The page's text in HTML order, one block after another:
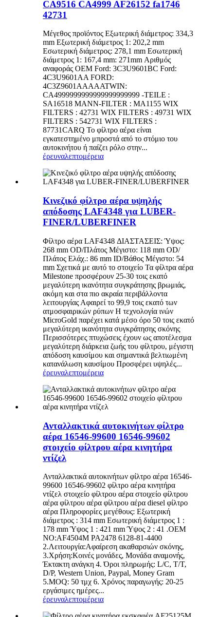
CA9516 CA4999 AF26152 fa1746
42731
Μέγεθος προϊόντος Εξωτερική διάμετρος: 334,3
mm Εξωτερική διάμετρος 1: 202,2 mm
Εσωτερική διάμετρος: 278,1 mm Εσωτερική
διάμετρος 1: 167,4 mm: 271mm Αριθμός
αναφοράς OEM Ford: 3C3U9601BC Ford:
4C3U9601AA FORD:
4C3Z9601AAAAATWIN:
CA4999999999999999999999 -TEILE :
SA16518 MANN-FILTER : MA1155 WIX
FILTERS : 42731 WIX FILTERS : 49731 WIX
FILTERS : 542731 WIX FILTERS :
87731CARQ Το φίλτρο αέρα είναι
εγκατεστημένο μπροστά από το στόμιο του
αυτοκινήτου ή παίζει ρόλο στην...
έρευναλεπτομέρεια
Κινεζικό φίλτρο αέρα υψηλής
απόδοσης LAF4348 για LUBER-
FINER/LUBERFINER
Φίλτρο αέρα LAF4348 ΔΙΑΣΤΑΣΕΙΣ: Ύψος:
268 mm OD/Πλάτος Μέγιστο: 118 mm OD/
Πλάτος Ελάχ.: 86 mm ID/Βάθος Μέγιστο: 54
mm Σχετικά με αυτό το στοιχείο Τα φίλτρα αέρα
Milestone προσφέρουν 25-30 τοις εκατό
μεγαλύτερη ικανότητα συγκράτησης βρωμιάς,
ακόμη και στα πιο ακραία περιβάλλοντα
λειτουργίας Αφαιρεί το 99,9 τοις εκατό των
ατμοσφαιρικών ρύπων Η τεχνολογία ινών
MicroGold παρέχει κατά μέσο όρο 50 τοις εκατό
μεγαλύτερη ικανότητα συγκράτησης σκόνης
Περισσότερες πτυχώσεις έχουν ως αποτέλεσμα
μεγαλύτερη διάρκεια ζωής του φίλτρου, μέγιστη
απόδοση καυσίμου και σημαντικά βελτιωμένη
κατανάλωση καυσίμου Προσφέρει υψηλές...
έρευναλεπτομέρεια
Ανταλλακτικά αυτοκινήτων φίλτρο
αέρα 16546-99600 16546-99602
στοιχείο φίλτρου αέρα κινητήρα
ντίζελ
Ανταλλακτικά αυτοκινήτων φίλτρο αέρα 16546-
99600 16546-99602 φίλτρο αέρα κινητήρα
ντίζελ στοιχείο φίλτρου αέρα στοιχείο φίλτρου
αέρα φίλτρου αέρα φίλτρου αέρα diesel φίλτρο
αέρα Πληροφορίες μεγέθους: Εξωτερική
διάμετρος : 314 mm Εσωτερική διάμετρος 1 :
178 mm Ύψος 1 : 421 mm Ύψος 2 : 41 .OEM
NO:AF4504M PA2478 6128-81-4400
2.Λειτουργία:Αφαίρεση ακαθαρσιών σκόνης,
3.Χρήση:Κοινές μονάδες, Μονάδα αναμονής,
Έκτακτη ανάγκη 4. Όροι πληρωμής: L/C, T/T,
D/P, Western Union, Paypal, Money Gram
5.MOQ: 50 τμχ 6. Χρόνος παραγωγής: 20-25
εργάσιμες ημέρες...
έρευναλεπτομέρεια